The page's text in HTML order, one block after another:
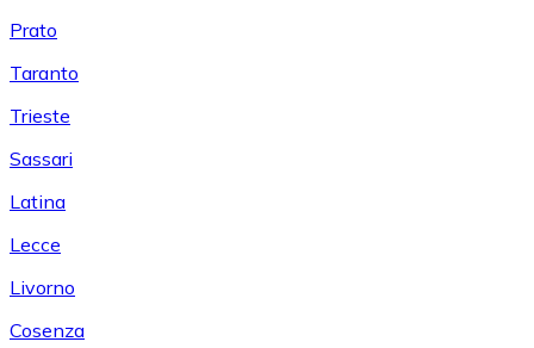
Prato
Taranto
Trieste
Sassari
Latina
Lecce
Livorno
Cosenza